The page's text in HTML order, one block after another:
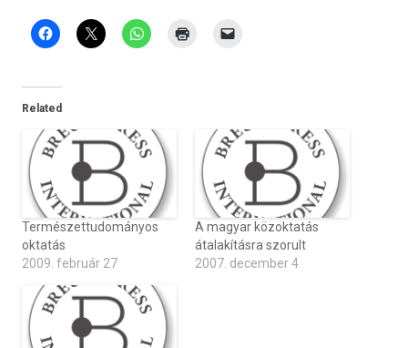
Related
Természettudományos
oktatás
2009. február 27
A magyar közoktatás
átalakításra szorult
2007. december 4